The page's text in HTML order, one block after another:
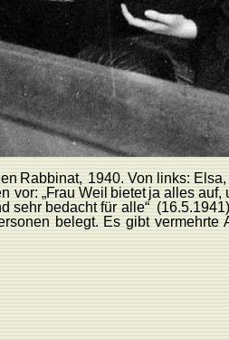
Rabbinat, 1940.Von links:Elsa,
vor: „Frau Weilbietetja alles auf,
sehrbedacht für alle“
belegt. Es gibt vermehrte